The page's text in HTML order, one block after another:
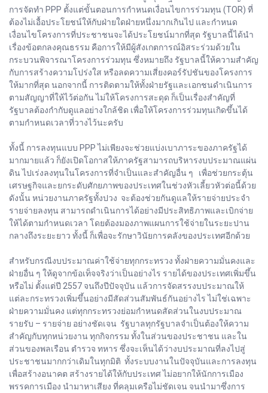
การจัดทำ PPP ตั้งแต่ขั้นตอนการกำหนดเงื่อนไขการร่วมทุน (TOR) ที่
ต้องไม่เอื้อประโยชน์ให้กับฝ่ายใดฝ่ายหนึ่งมากเกินไป และกำหนด
เงื่อนไขโครงการที่ประชาชนจะได้ประโยชน์มากที่สุด รัฐบาลนี้ได้นำ
เรื่องข้อตกลงคุณธรรม คือการให้มีผู้สังเกตการณ์อิสระร่วมด้วยใน
กระบวนพิจารณาโครงการร่วมทุน ซึ่งหมายถึง รัฐบาลนี้ให้ความสำคัญ
กับการสร้างความโปร่งใส หรือลดความเสี่ยงคอร์รัปชันของโครงการ
ให้มากที่สุด นอกจากนี้ การติดตามให้ทั้งฝ่ายรัฐและเอกชนดำเนินการ
ตามสัญญาที่ให้ไว้ต่อกัน ไม่ให้โครงการสะดุด ก็เป็นเรื่องสำคัญที่
รัฐบาลต้องกำกับดูแลอย่างใกล้ชิด เพื่อให้โครงการร่วมทุนเกิดขึ้นได้
ตามกำหนดเวลาที่วางไว้นะครับ
ทั้งนี้ การลงทุนแบบ PPP ไม่เพียงจะช่วยแบ่งเบาภาระของภาครัฐได้
มากมายแล้ว ก็ยังเปิดโอกาสให้ภาครัฐสามารถบริหารงบประมาณแผ่น
ดิน ไปเร่งลงทุนในโครงการที่จำเป็นและสำคัญอื่น ๆ เพื่อช่วยกระตุ้น
เศรษฐกิจและยกระดับศักยภาพของประเทศในช่วงหัวเลี้ยวหัวต่อนี้ด้วย
ดังนั้น หน่วยงานภาครัฐทั้งปวง จะต้องช่วยกันดูแลให้รายจ่ายประจำ
รายจ่ายลงทุน สามารถดำเนินการได้อย่างมีประสิทธิภาพและเบิกจ่าย
ให้ได้ตามกำหนดเวลา โดยต้องมองภาพแผนการใช้จ่ายในระยะปาน
กลางถึงระยะยาว ทั้งนี้ ก็เพื่อจะรักษาวินัยการคลังของประเทศอีกด้วย
สำหรับกรณีงบประมาณค่าใช้จ่ายทุกกระทรวง ทั้งฝ่ายความมั่นคงและ
ฝ่ายอื่น ๆ ให้ดูจากข้อเท็จจริงว่าเป็นอย่างไร รายได้ของประเทศเพิ่มขึ้น
หรือไม่ ตั้งแต่ปี 2557 จนถึงปีปัจจุบัน แล้วการจัดสรรงบประมาณให้
แต่ละกระทรวงเพิ่มขึ้นอย่างมีสัดส่วนสัมพันธ์กันอย่างไร ไม่ใช่เฉพาะ
ฝ่ายความมั่นคง แต่ทุกกระทรวงย่อมกำหนดสัดส่วนในงบประมาณ
รายรับ – รายจ่าย อย่างชัดเจน รัฐบาลทุกรัฐบาลจำเป็นต้องให้ความ
สำคัญกับทุกหน่วยงาน ทุกกิจกรรม ทั้งในส่วนของประชาชน และใน
ส่วนของพลเรือน ตำรวจ ทหาร ซึ่งจะเห็นได้ว่างบประมาณที่ลงไปสู่
ประชาชนมากกว่าเดิมในทุกมิติ ทั้งระบบงานในปัจจุบันและการลงทุน
เพื่อสร้างอนาคต สร้างรายได้ให้กับประเทศ ไม่อยากให้นักการเมือง
พรรคการเมือง นำมาหาเสียง ที่คลุมเครือไม่ชัดเจน จนนำมาซึ่งการ